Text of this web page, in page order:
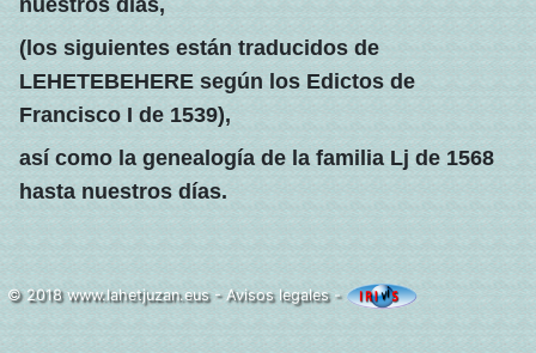
nuestros días,
(los siguientes están traducidos de
LEHETEBEHERE según los Edictos de
Francisco I de 1539),
así como la genealogía de la familia Lj de 1568
hasta nuestros días.
© 2018www.lahetjuzan.eus-Avisos legales-